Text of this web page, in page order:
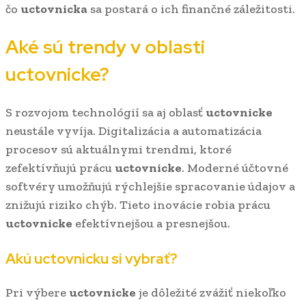
čo uctovnicka sa postará o ich finančné záležitosti.
Aké sú trendy v oblasti
uctovnicke?
S rozvojom technológií sa aj oblasť uctovnicke
neustále vyvíja. Digitalizácia a automatizácia
procesov sú aktuálnymi trendmi, ktoré
zefektívňujú prácu uctovnicke. Moderné účtovné
softvéry umožňujú rýchlejšie spracovanie údajov a
znižujú riziko chýb. Tieto inovácie robia prácu
uctovnicke efektívnejšou a presnejšou.
Akú uctovnicku si vybrať?
Pri výbere uctovnicke je dôležité zvážiť niekoľko